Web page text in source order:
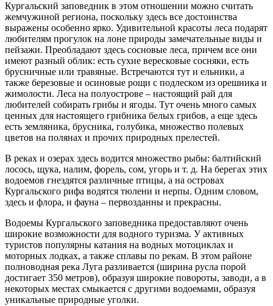
Кургальский заповедник в этом отношении можно считать
жемчужиной региона, поскольку здесь все достоинства
выражены особенно ярко. Удивительной красоты леса подарят
любителям прогулок на лоне природы замечательные виды и
пейзажи. Преобладают здесь сосновые леса, причем все они
имеют разный облик: есть сухие вересковые сосняки, есть
брусничные или травяные. Встречаются тут и ельники, а
также березовые и осиновые рощи с подлеском из орешника и
жимолости. Леса на полуострове – настоящий рай для
любителей собирать грибы и ягоды. Тут очень много самых
ценных для настоящего грибника белых грибов, а еще здесь
есть земляника, брусника, голубика, множество полевых
цветов на полянах и прочих природных прелестей.
В реках и озерах здесь водится множество рыбы: балтийский
лосось, щука, налим, форель, сом, угорь и т. д. На берегах этих
водоемов гнездятся различные птицы, а на островах
Кургальского рифа водятся тюлени и нерпы. Одним словом,
здесь и флора, и фауна – первозданны и прекрасны.
Водоемы Кургальского заповедника предоставляют очень
широкие возможности для водного туризма. У активных
туристов популярны катания на водных мотоциклах и
моторных лодках, а также сплавы по рекам. В этом районе
полноводная река Луга разливается (ширина русла порой
достигает 350 метров), образуя широкие повороты, заводи, а в
некоторых местах смыкается с другими водоемами, образуя
уникальные природные уголки.